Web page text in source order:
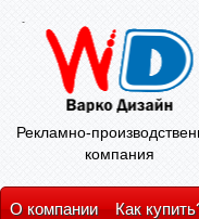
Рекламно-
компания
О компании Как